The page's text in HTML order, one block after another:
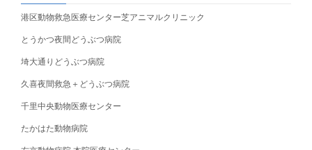
港区動物救急医療センター芝アニマルクリニック
とうかつ夜間どうぶつ病院
埼大通りどうぶつ病院
久喜夜間救急＋どうぶつ病院
千里中央動物医療センター
たかはた動物病院